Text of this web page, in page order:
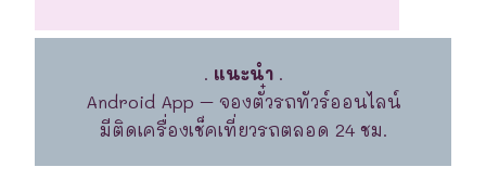
. แนะนำ.
Android App – จองตั๋วรถทัวร์ออนไลน์
มีติดเครื่องเช็คเที่ยวรถตลอด 24 ชม.